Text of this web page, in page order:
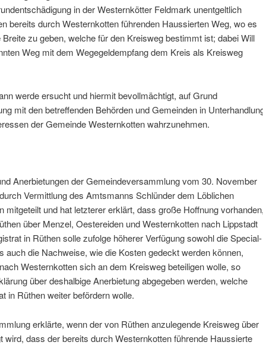
in der Westernkötter Feldmark unentgeltlich
bereits durch Westernkotten führenden Haussierten Weg, wo es
zu geben, welche für den Kreisweg bestimmt ist; dabei Will
Weg mit dem Wegegeldempfang dem Kreis als Kreisweg
werde ersucht und hiermit bevollmächtigt, auf Grund
mit den betreffenden Behörden und Gemeinden in
der Gemeinde Westernkotten wahrzunehmen.
Anerbietungen der Gemeindeversammlung vom 30. November
Vermittlung des Amtsmanns Schlünder dem Löblichen
mitgeteilt und hat letzterer erklärt, dass große Hoffnung vorhanden,
über Menzel, Oestereiden und Westernkotten nach Lippstadt
in Rüthen solle zufolge höherer Verfügung sowohl die Special-
auch die Nachweise, wie die Kosten gedeckt werden können,
Westernkotten sich an dem Kreisweg beteiligen wolle, so
über deshalbige Anerbietung abgegeben werden, welche
in Rüthen weiter befördern wolle.
erklärte, wenn der von Rüthen anzulegende Kreisweg über
wird, dass der bereits durch Westernkotten führende Haussierte